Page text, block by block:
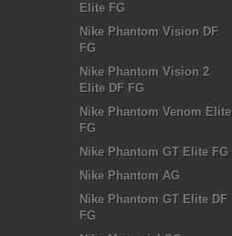
Elite FG
Nike Phantom Vision DF
FG
Nike Phantom Vision 2
Elite DF FG
Nike Phantom Venom Elite
FG
Nike Phantom GT Elite FG
Nike Phantom AG
Nike Phantom GT Elite DF
FG